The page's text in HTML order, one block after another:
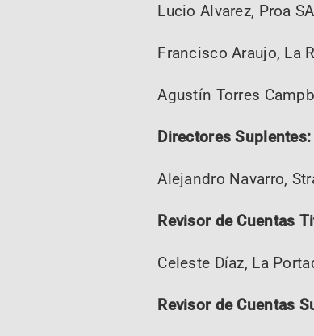
Lucio Alvarez, Proa
Francisco Araujo, La
Agustín Torres
Directores Suplentes:
Alejandro Navarro,
Revisor de Cuentas
Celeste Díaz, La
Revisor de Cuentas